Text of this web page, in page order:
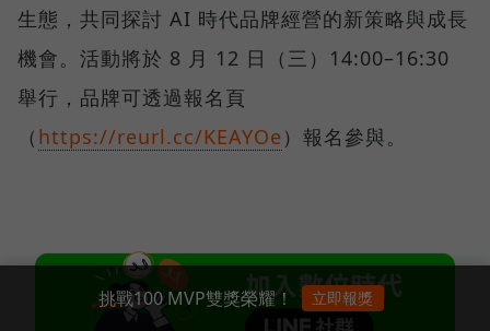
生態，共同探討 AI 時代品牌經營的新策略與成長
機會。活動將於 8 月 12 日（三）14:00–16:30
舉行，品牌可透過報名頁
（ https://reurl.cc/KEAYOe ）報名參與。
挑戰100 MVP雙獎榮耀！ 立即報獎